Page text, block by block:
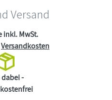
Versand
inkl. MwSt.
Versandkosten
-